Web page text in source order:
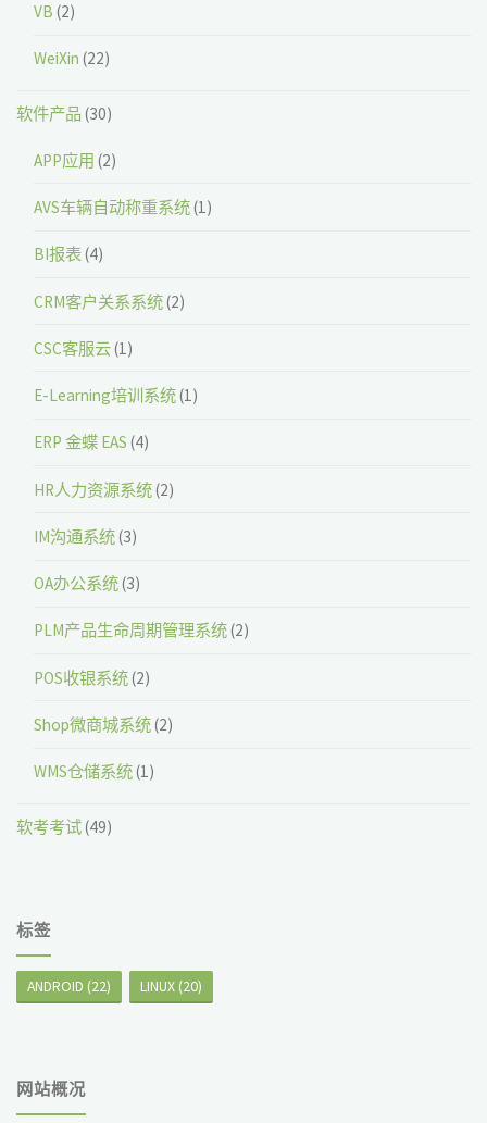
VB (2)
WeiXin (22)
软件产品(30)
APP应用 (2)
AVS车辆自动称重系统(1)
BI报表(4)
CRM客户关系系统(2)
CSC客服云(1)
E-Learning培训系统(1)
ERP 金蝶 EAS (4)
HR人力资源系统(2)
IM沟通系统(3)
OA办公系统(3)
PLM产品生命周期管理系统(2)
POS收银系统(2)
Shop微商城系统(2)
WMS仓储系统(1)
软考考试(49)
标签
ANDROID (22) LINUX (20)
网站概况